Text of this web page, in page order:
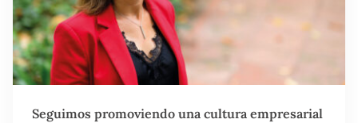
Seguimos promoviendo una cultura empresarial